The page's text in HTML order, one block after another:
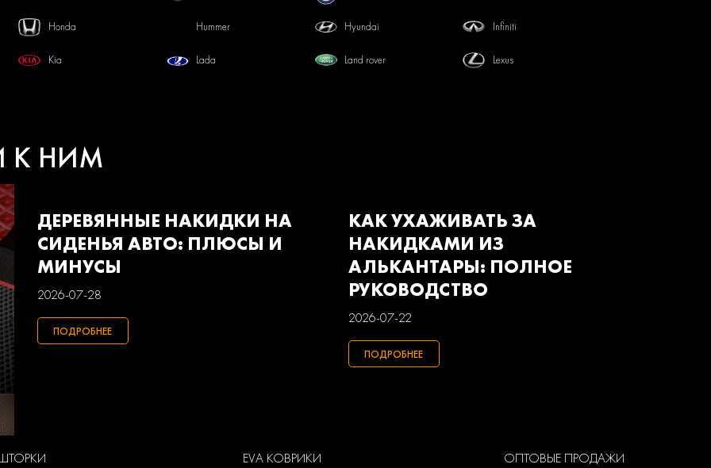
Honda Hummer Hyundai Infiniti
Kia Lada Land rover Lexus
Smart
К НИМ
ДЕРЕВЯННЫЕ НАКИДКИ НА
СИДЕНЬЯ АВТО: ПЛЮСЫ И
МИНУСЫ
2026-07-28
ПОДРОБНЕЕ
КАК УХАЖИВАТЬ ЗА
НАКИДКАМИ ИЗ
АЛЬКАНТАРЫ: ПОЛНОЕ
РУКОВОДСТВО
2026-07-22
ПОДРОБНЕЕ
EVA КОВРИКИ
ОПТОВЫЕ ПРОДАЖИ